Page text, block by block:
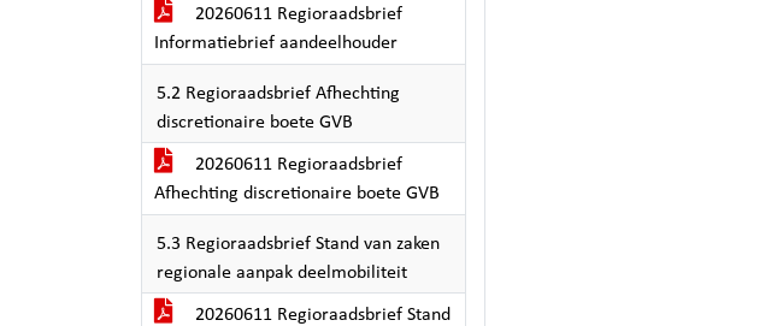
20260611 Regioraadsbrief
Informatiebrief aandeelhouder
5.2 Regioraadsbrief Afhechting
discretionaire boete GVB
20260611 Regioraadsbrief
Afhechting discretionaire boete GVB
5.3 Regioraadsbrief Stand van zaken
regionale aanpak deelmobiliteit
20260611 Regioraadsbrief Stand